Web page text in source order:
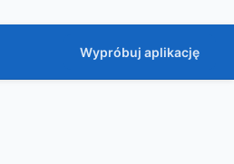
Wypróbuj aplikację